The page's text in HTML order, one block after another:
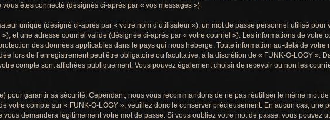
êtes connecté (désignés ci-après par « vos messages »).
unique (désigné ci-après par « votre nom d’utilisateur »), un mot de passe personnel utilisé pour
et une adresse courriel valide (désignée ci-après par « votre courriel »). Les informations de votre
des données applicables dans le pays qui nous héberge. Toute information au-delà de votre
lors de l’enregistrement peut être obligatoire ou facultative, à la discrétion de « FUNK-O-LOGY ».
compte sont affichées publiquement. Vous pouvez également choisir de recevoir ou non les
pour garantir sa sécurité. Cependant, nous vous recommandons de ne pas réutiliser le même mot
votre compte sur « FUNK-O-LOGY », veuillez donc le conserver précieusement. En aucun cas, une
demandera légitimement votre mot de passe. Si vous oubliez votre mot de passe, vous pouvez